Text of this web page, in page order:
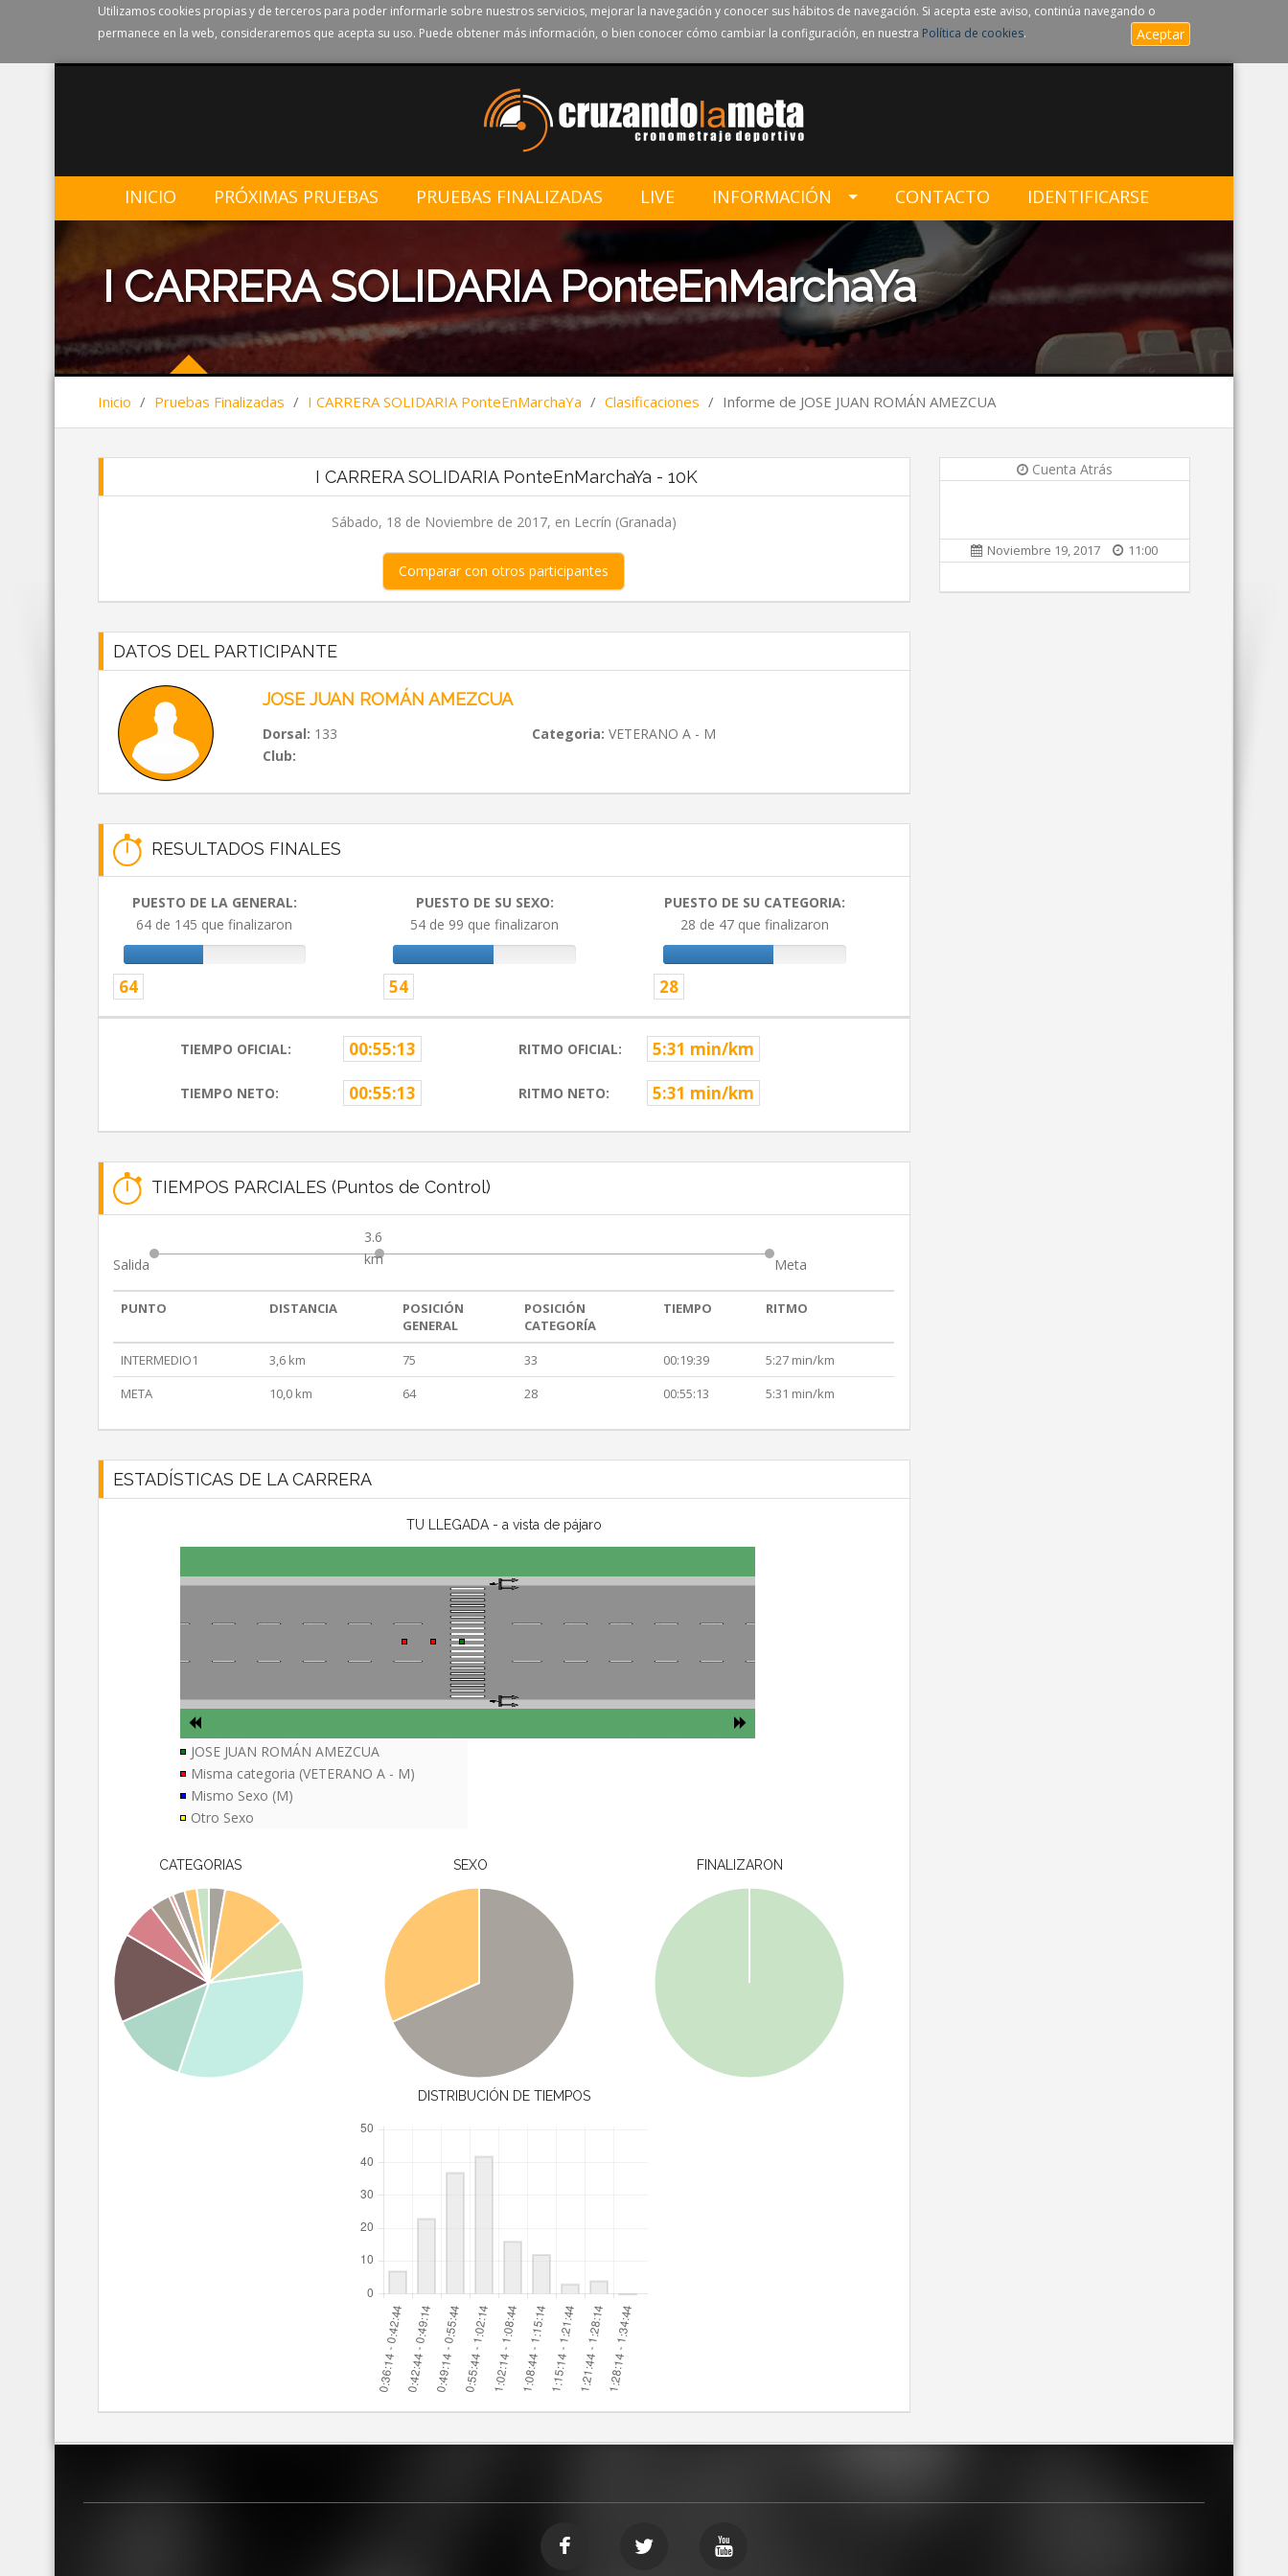
Utilizamos cookies propias y de terceros para poder informarle sobre nuestros servicios, mejorar la navegación y conocer sus hábitos de navegación. Si acepta este aviso, continúa navegando o
permanece en la web, consideraremos que acepta su uso. Puede obtener más información, o bien conocer cómo cambiar la configuración, en nuestra Política de cookies. Aceptar
INICIO PRÓXIMAS PRUEBAS PRUEBAS FINALIZADAS LIVE INFORMACIÓN CONTACTO IDENTIFICARSE
I CARRERA SOLIDARIA PonteEnMarchaYa
Inicio / Pruebas Finalizadas / I CARRERA SOLIDARIA PonteEnMarchaYa / Clasificaciones / Informe de JOSE JUAN ROMÁN AMEZCUA
I CARRERA SOLIDARIA PonteEnMarchaYa - 10K
Sábado, 18 de Noviembre de 2017, en Lecrín (Granada)
Comparar con otros participantes
DATOS DEL PARTICIPANTE
JOSE JUAN ROMÁN AMEZCUA
Dorsal: 133 Categoria: VETERANO A - M
Club:
RESULTADOS FINALES
PUESTO DE LA GENERAL:
64 de 145 que finalizaron
64
PUESTO DE SU SEXO:
54 de 99 que finalizaron
54
PUESTO DE SU CATEGORIA:
28 de 47 que finalizaron
28
TIEMPO OFICIAL: 00:55:13 RITMO OFICIAL: 5:31 min/km
TIEMPO NETO: 00:55:13 RITMO NETO: 5:31 min/km
TIEMPOS PARCIALES (Puntos de Control)
Salida
3.6
km
Meta
PUNTO DISTANCIA
POSICIÓN
GENERAL
POSICIÓN
CATEGORÍA
TIEMPO RITMO
INTERMEDIO1 3,6 km 75 33 00:19:39
5:27 min/km
META
10,0 km 64 28 00:55:13 5:31 min/km
ESTADÍSTICAS DE LA CARRERA
TU LLEGADA - a vista de pájaro
JOSE JUAN ROMÁN AMEZCUA
Misma categoria (VETERANO A - M)
Mismo Sexo (M)
Otro Sexo
CATEGORIAS SEXO FINALIZARON
DISTRIBUCIÓN DE TIEMPOS
Cuenta Atrás
Noviembre 19, 2017 11:00